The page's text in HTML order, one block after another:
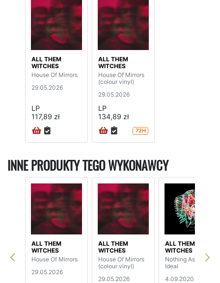
ALL THEM
WITCHES
House Of Mirrors
29.05.2026
LP
117,89 zł
ALL THEM
WITCHES
House Of Mirrors
(colour vinyl)
29.05.2026
LP
134,89 zł
72H
INNE PRODUKTY TEGO WYKONAWCY
ALL THEM
WITCHES
House Of Mirrors
29.05.2026
ALL THEM
WITCHES
House Of Mirrors
(colour vinyl)
29.05.2026
ALL THEM
WITCHES
Nothing As The
Ideal
4.09.2020